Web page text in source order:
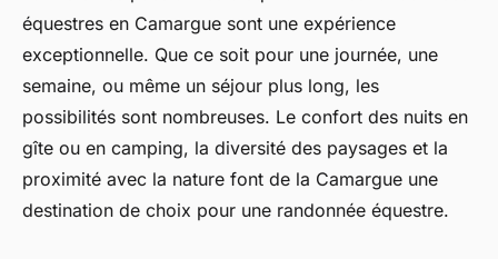
équestres en Camargue sont une expérience
exceptionnelle. Que ce soit pour une journée, une
semaine, ou même un séjour plus long, les
possibilités sont nombreuses. Le confort des nuits en
gîte ou en camping, la diversité des paysages et la
proximité avec la nature font de la Camargue une
destination de choix pour une randonnée équestre.